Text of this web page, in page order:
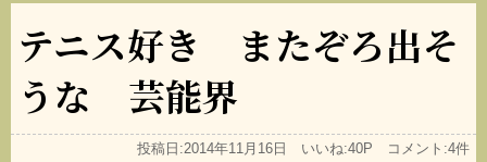
テニス好き またぞろ出そ
うな 芸能界
投稿日:2014年11月16日 いいね:40P コメント:4件